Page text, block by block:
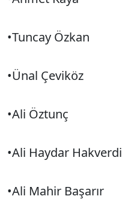
•Tuncay Özkan
•Ünal Çeviköz
•Ali Öztunç
•Ali Haydar Hakverdi
•Ali Mahir Başarır